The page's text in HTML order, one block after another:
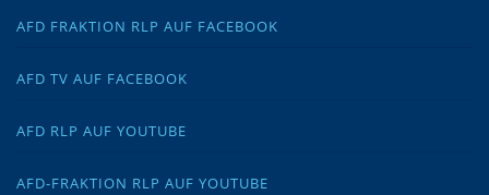
AFD FRAKTION RLP AUF FACEBOOK
AFD TV AUF FACEBOOK
AFD RLP AUF YOUTUBE
AFD-FRAKTION RLP AUF YOUTUBE